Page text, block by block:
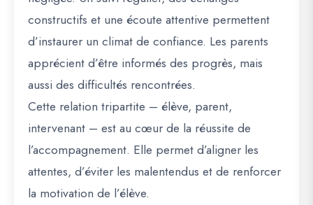
constructifs et une écoute attentive permettent
d’instaurer un climat de confiance. Les parents
apprécient d’être informés des progrès, mais
aussi des difficultés rencontrées.
Cette relation tripartite – élève, parent,
intervenant – est au cœur de la réussite de
l’accompagnement. Elle permet d’aligner les
attentes, d’éviter les malentendus et de renforcer
la motivation de l’élève.